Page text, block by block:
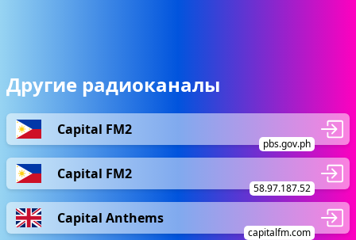
Другие радиоканалы
Capital FM2
pbs.gov.ph
Capital FM2
58.97.187.52
Capital Anthems
capitalfm.com